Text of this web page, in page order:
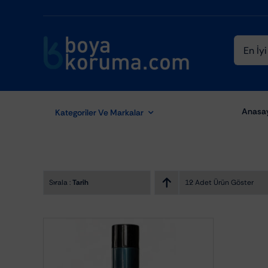
Ara:
Kategoriler Ve Markalar
Aydınlatma Ekipmanları
Sırala :Tarih 12 Adet Ürün Göster